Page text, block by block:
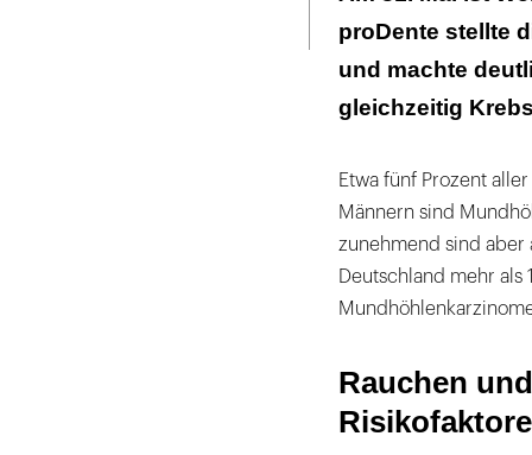
Leukoplakie
proDente stellte
und machte
gleichzeitig
Etwa fünf Prozent
Männern sind
zunehmend sind aber
Deutschland mehr als
Rauchen